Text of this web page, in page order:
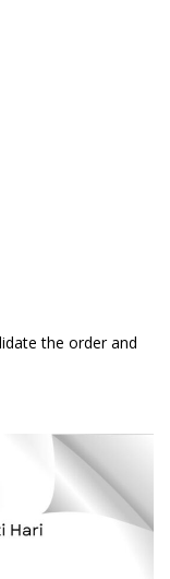
the order and